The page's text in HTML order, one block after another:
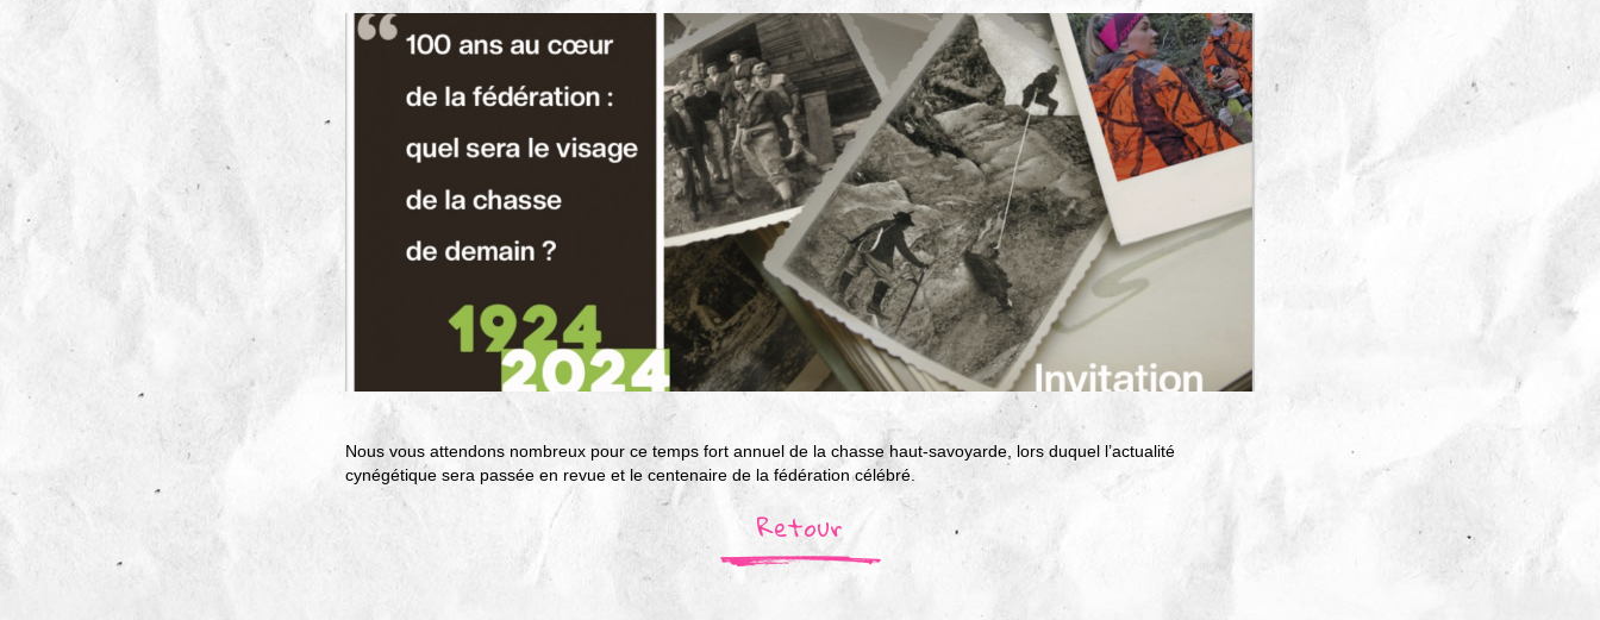
Nous vous attendons nombreux pour ce temps fort annuel de la chasse haut-savoyarde, lors duquel l’actualité
cynégétique sera passée en revue et le centenaire de la fédération célébré.
Retour